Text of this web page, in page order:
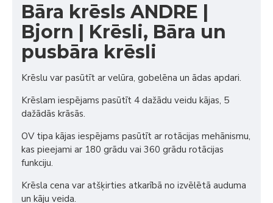
Bāra krēsls ANDRE |
Bjorn | Krēsli, Bāra un
pusbāra krēsli
Krēslu var pasūtīt ar velūra, gobelēna un ādas apdari.
Krēslam iespējams pasūtīt 4 dažādu veidu kājas, 5
dažādās krāsās.
OV tipa kājas iespējams pasūtīt ar rotācijas mehānismu,
kas pieejami ar 180 grādu vai 360 grādu rotācijas
funkciju.
Krēsla cena var atšķirties atkarībā no izvēlētā auduma
un kāju veida.